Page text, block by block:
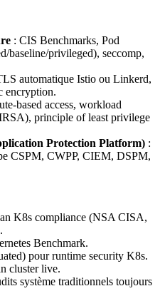
: CIS Benchmarks, Pod
baseline/privileged), seccomp,
automatique Istio ou Linkerd,
encryption.
based access, workload
principle of least privilege
Protection Platform) :
CSPM, CWPP, CIEM, DSPM,
K8s compliance (NSA CISA,
Benchmark.
pour runtime security K8s.
cluster live.
système traditionnels toujours